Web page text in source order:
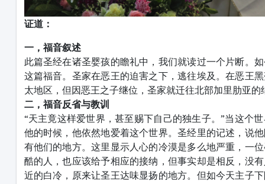
证道：
一，福音叙述
此篇圣经在诸圣婴孩的瞻礼中，我们就读过一个片断。
这篇福音。圣家在恶王的迫害之下，逃往埃及。在恶王
太地区，但因恶王之子继位，圣家就迁往北部加里肋亚的
二，福音反省与教训
“天主竟这样爱世界，甚至赐下自己的独生子。”当这个
他的时候，他依然地爱着这个世界。圣经里的记述，说
有他们的地方。这里显示人心的冷漠是多么地严重，一
酷的人，也应该给予相应的接纳，但事实却是相反，没
近的白冷，原来让圣王达味显扬的地方。但如今天主子